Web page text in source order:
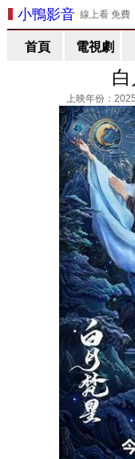
小鴨影音線上看 免費
首頁 電視劇
上映年份：